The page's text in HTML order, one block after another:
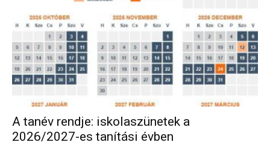
A tanév rendje: iskolaszünetek a
2026/2027-es tanítási évben